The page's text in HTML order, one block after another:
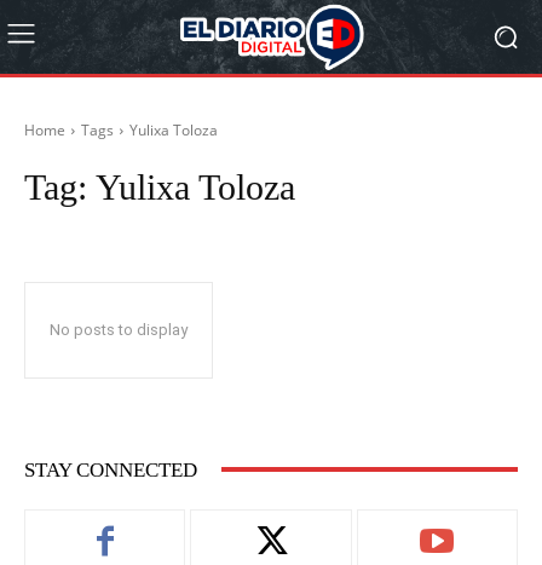
Home Tags Yulixa Toloza
Tag: Yulixa Toloza
No posts to display
STAY CONNECTED